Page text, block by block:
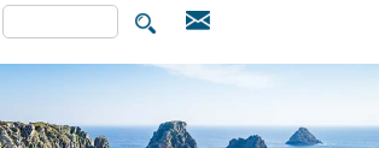
FORMULAIRE DE
RECHERCHE
Rechercher